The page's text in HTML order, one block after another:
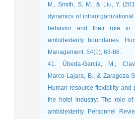
M., Smith, S. M., & Liu, Y.
dynamics of
behavior and their role in
ambidexterity boundaries.
Management, 54(1), 63-86.
41. Úbeda-García, M.,
Marco-Lajara, B., & Zaragoza-
Human resource flexibility and
the hotel industry: The role of
ambidexterity. Personnel